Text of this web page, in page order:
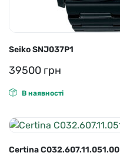
Seiko SNJ037P1
39500 грн
В наявності
Certina C032.607.11.051.00